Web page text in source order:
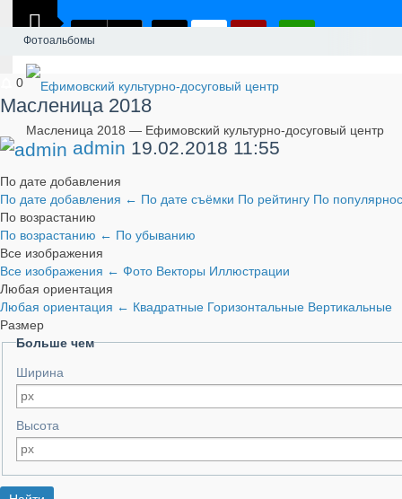
Масленица 2018 — Ефимовский культурно-досуговый центр
Фотоальбомы
0
Масленица 2018
admin 19.02.2018 11:55
По дате добавления
По дате добавления ← По дате съёмки По рейтингу По
По возрастанию
По возрастанию ← По убыванию
Все изображения
Все изображения ← Фото Векторы Иллюстрации
Любая ориентация
Любая ориентация ← Квадратные Горизонтальные Вертикальные
Размер
Больше чем
Ширина
Высота